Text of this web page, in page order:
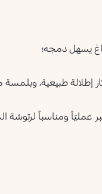
يسهل دمجه؛
إطلالة طبيعية،
ومناسباً لرتوشة